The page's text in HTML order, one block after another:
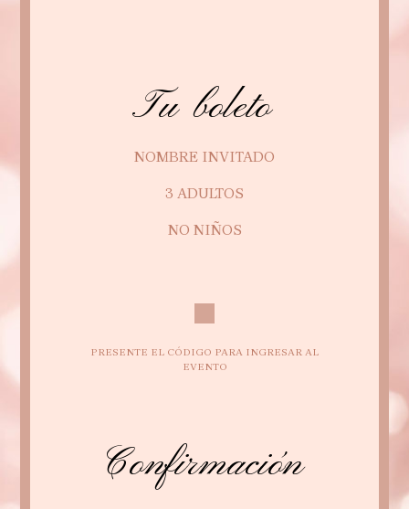
Tu boleto
NOMBRE INVITADO
3 ADULTOS
NO NIÑOS
PRESENTE EL CÓDIGO PARA INGRESAR AL
EVENTO
Confirmación